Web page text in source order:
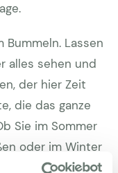
Bummeln. Lassen
alles sehen und
der hier Zeit
die das ganze
Sie im Sommer
oder im Winter
in dieser